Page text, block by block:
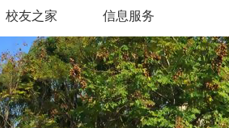
校友之家 信息服务